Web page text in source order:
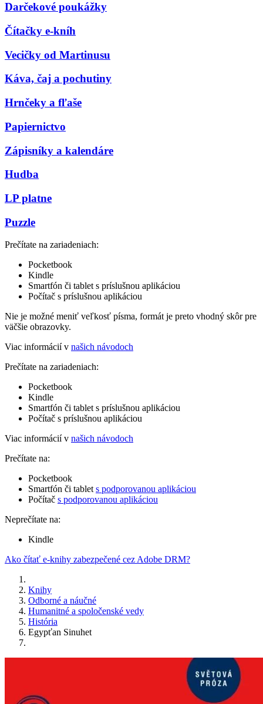
Darčekové poukážky
Čítačky e-kníh
Vecičky od Martinusu
Káva, čaj a pochutiny
Hrnčeky a fľaše
Papiernictvo
Zápisníky a kalendáre
Hudba
LP platne
Puzzle
Prečítate na zariadeniach:
Pocketbook
Kindle
Smartfón či tablet s príslušnou aplikáciou
Počítač s príslušnou aplikáciou
Nie je možné meniť veľkosť písma, formát je preto vhodný skôr pre
väčšie obrazovky.
Viac informácií v našich návodoch
Prečítate na zariadeniach:
Pocketbook
Kindle
Smartfón či tablet s príslušnou aplikáciou
Počítač s príslušnou aplikáciou
Viac informácií v našich návodoch
Prečítate na:
Pocketbook
Smartfón či tablet s podporovanou aplikáciou
Počítač s podporovanou aplikáciou
Neprečítate na:
Kindle
Ako čítať e-knihy zabezpečené cez Adobe DRM?
Knihy
Odborné a náučné
Humanitné a spoločenské vedy
História
Egypťan Sinuhet